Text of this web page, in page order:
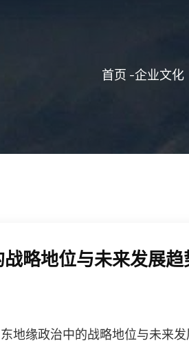
首页 -企业文化
略地位与未来发展趋
地缘政治中的战略地位与未来发